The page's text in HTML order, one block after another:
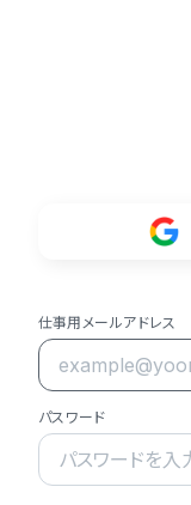
仕事用メールアドレス
パスワード